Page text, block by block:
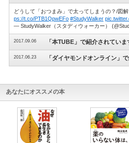
どうして「おつまみ」で太ってしまうの？/図
ps://t.co/PTB1QpwEFo #StudyWalker
— StudyWalker（スタディウォーカー）
2017.09.06 「本TUBE」で紹介されていま
2017.06.23 「ダイヤモンドオンライン」
あなたにオススメの本